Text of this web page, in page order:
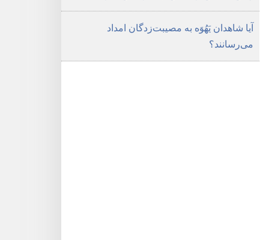
آیا شاهدان یَهُوَه به مصیبت‌زدگان امداد
می‌رسانند؟‏